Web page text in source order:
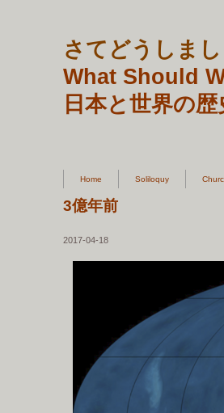
さてどうしまし
What Should
日本と世界の
Home Soliloquy
3億年前
2017-04-18